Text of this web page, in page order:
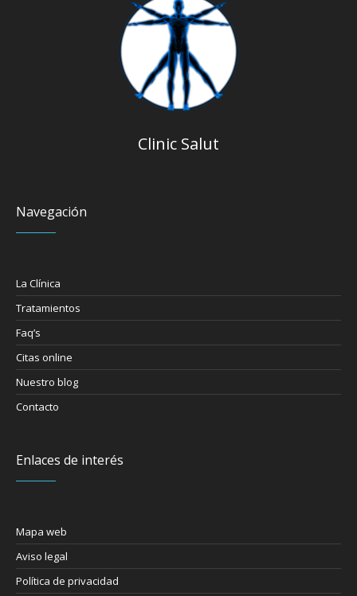
Clinic Salut
Navegación
La Clínica
Tratamientos
Faq’s
Citas online
Nuestro blog
Contacto
Enlaces de interés
Mapa web
Aviso legal
Política de privacidad